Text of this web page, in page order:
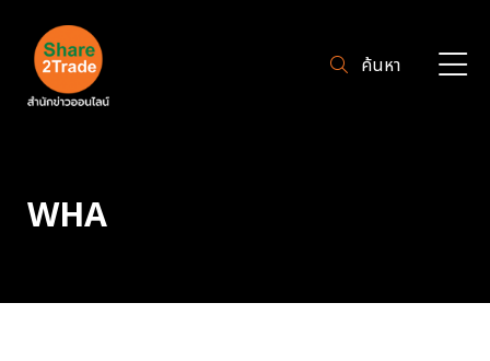
ค้นหา
WHA